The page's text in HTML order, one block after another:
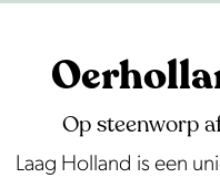
g
e
n
u
e
Op steenworp
Laag Holland is een